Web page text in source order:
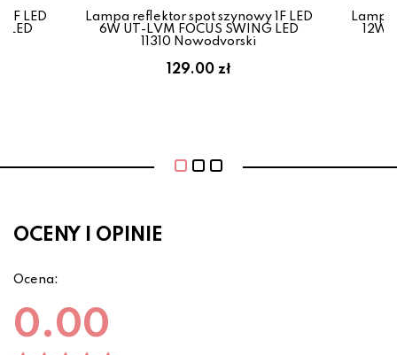
LED
LED
Lampa reflektor spot szynowy 1F LED
6W UT-LVM FOCUS SWING LED
11310 Nowodvorski
129.00 zł
Lampa
12W
OCENY I OPINIE
Ocena:
0.00